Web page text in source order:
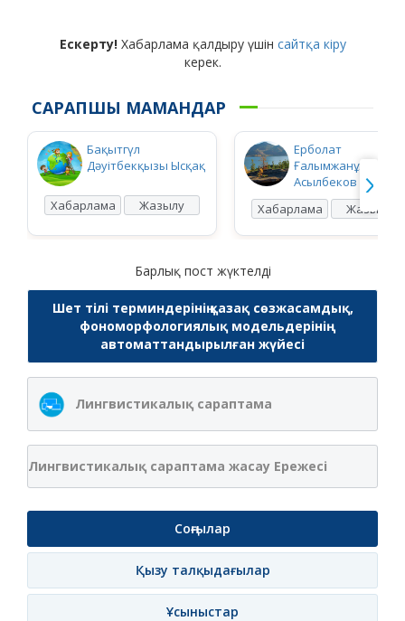
Ескерту!Хабарлама қалдыру үшін сайтқа кіру
керек.
САРАПШЫ МАМАНДАР
Бақытгүл
Дәуітбекқызы Ысқақ
Хабарлама Жазылу
Ерболат
Ғалымжанұлы
Асылбеков
Хабарлама
Жазылу
Барлық пост жүктелді
Шет тілі терминдерінің қазақ сөзжасамдық,
фономорфологиялық модельдерінің
автоматтандырылған жүйесі
Лингвистикалық сараптама
Лингвистикалық сараптама жасау Ережесі
Соңғылар
Қызу талқыдағылар
Ұсыныстар